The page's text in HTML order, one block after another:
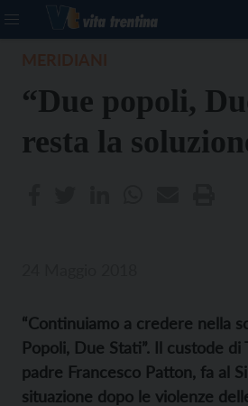
“Due popoli,
resta la
“Continuiamo a credere nella
Popoli, Due Stati”. Il custode di
padre Francesco Patton, fa al
situazione dopo le violenze